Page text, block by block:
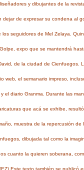
y dibujantes de la
dejar de expresar su condena al
los seguidores de Mel Zelaya.
expo que se mantendrá
de la ciudad de Cienfuegos.
web, el semanario impreso,
el diario Granma. Durante las
que acá se exhibe,
muestra de la repercusión de
dibujada tal como la
cuanto la quieren soberana,
Este texto también se publicó